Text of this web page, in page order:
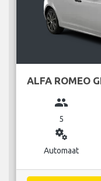
ALFA ROMEO
group
5
miscellaneous_services
Automaat